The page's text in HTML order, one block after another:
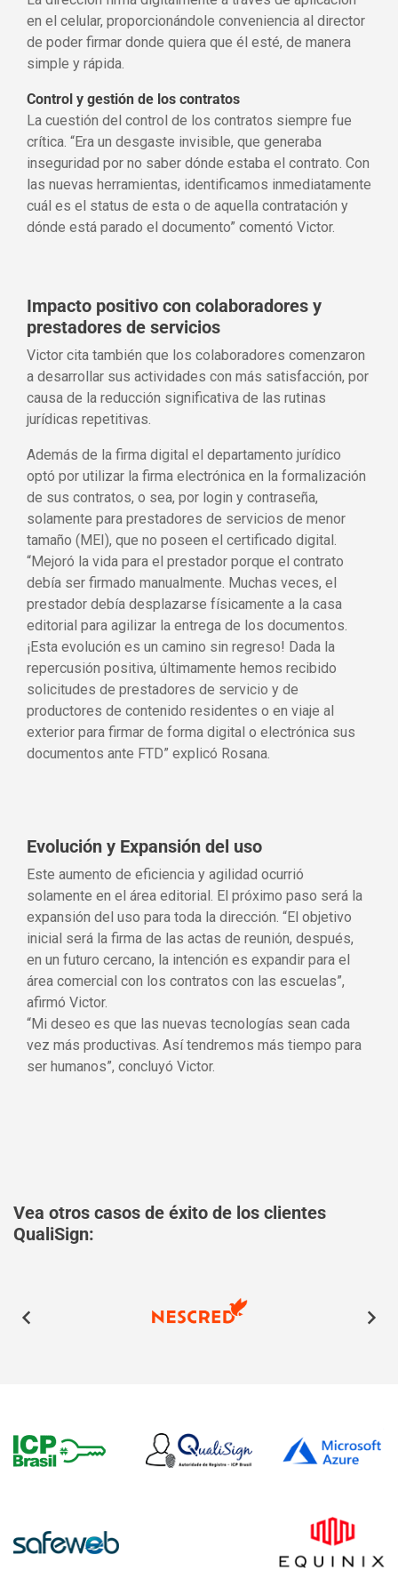
en el celular, proporcionándole conveniencia al director
de poder firmar donde quiera que él esté, de manera
simple y rápida.
Control y gestión de los contratos
La cuestión del control de los contratos siempre fue
crítica. “Era un desgaste invisible, que generaba
inseguridad por no saber dónde estaba el contrato. Con
las nuevas herramientas, identificamos inmediatamente
cuál es el status de esta o de aquella contratación y
dónde está parado el documento” comentó Victor.
Impacto positivo con colaboradores y
prestadores de servicios
Victor cita también que los colaboradores comenzaron
a desarrollar sus actividades con más satisfacción, por
causa de la reducción significativa de las rutinas
jurídicas repetitivas.
Además de la firma digital el departamento jurídico
optó por utilizar la firma electrónica en la formalización
de sus contratos, o sea, por login y contraseña,
solamente para prestadores de servicios de menor
tamaño (MEI), que no poseen el certificado digital.
“Mejoró la vida para el prestador porque el contrato
debía ser firmado manualmente. Muchas veces, el
prestador debía desplazarse físicamente a la casa
editorial para agilizar la entrega de los documentos.
¡Esta evolución es un camino sin regreso! Dada la
repercusión positiva, últimamente hemos recibido
solicitudes de prestadores de servicio y de
productores de contenido residentes o en viaje al
exterior para firmar de forma digital o electrónica sus
documentos ante FTD” explicó Rosana.
Evolución y Expansión del uso
Este aumento de eficiencia y agilidad ocurrió
solamente en el área editorial. El próximo paso será la
expansión del uso para toda la dirección. “El objetivo
inicial será la firma de las actas de reunión, después,
en un futuro cercano, la intención es expandir para el
área comercial con los contratos con las escuelas”,
afirmó Victor.
“Mi deseo es que las nuevas tecnologías sean cada
vez más productivas. Así tendremos más tiempo para
ser humanos”, concluyó Victor.
Vea otros casos de éxito de los clientes
QualiSign: